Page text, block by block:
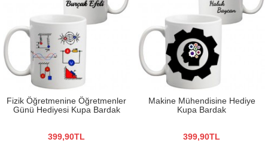
Fizik Öğretmenine Öğretmenler
Günü Hediyesi Kupa Bardak
399,90TL
Makine Mühendisine Hediye
Kupa Bardak
399,90TL